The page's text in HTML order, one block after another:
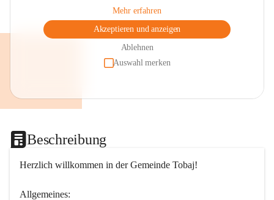
Mehr erfahren
Akzeptieren und anzeigen
Ablehnen
Auswahl merken
Beschreibung
Herzlich willkommen in der Gemeinde Tobaj!
Allgemeines: